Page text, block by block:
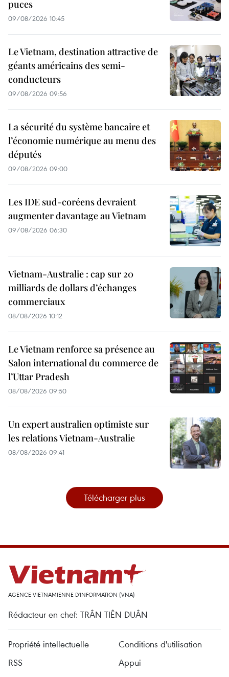
puces
09/08/2026 10:45
Le Vietnam, destination attractive de
géants américains des semi-
conducteurs
09/08/2026 09:56
La sécurité du système bancaire et
l’économie numérique au menu des
députés
09/08/2026 09:00
Les IDE sud-coréens devraient
augmenter davantage au Vietnam
09/08/2026 06:30
Vietnam-Australie : cap sur 20
milliards de dollars d’échanges
commerciaux
08/08/2026 10:12
Le Vietnam renforce sa présence au
Salon international du commerce de
l’Uttar Pradesh
08/08/2026 09:50
Un expert australien optimiste sur
les relations Vietnam-Australie
08/08/2026 09:41
Télécharger plus
AGENCE VIETNAMIENNE D'INFORMATION (VNA)
Rédacteur en chef: TRÂN TIÊN DUÂN
Propriété intellectuelle
Conditions d'utilisation
RSS
Appui